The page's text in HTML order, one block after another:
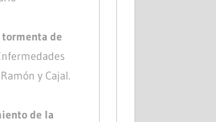
tormenta de
y Cajal.
de la